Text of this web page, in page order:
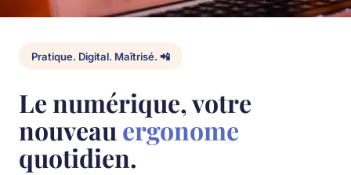
Pratique. Digital. Maîtrisé. 📲
Le numérique, votre
nouveau ergonome
quotidien.